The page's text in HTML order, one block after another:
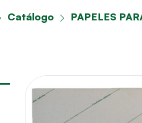
Catálogo PAPELES